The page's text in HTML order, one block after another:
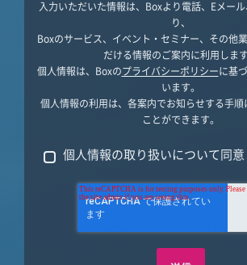
入力いただいた情報は、Boxより電話、Eメー
り、
Boxのサービス、イベント・セミナー、その他
だける情報のご案内に利用します
個人情報は、Boxのプライバシーポリシーに基
います。
個人情報の利用は、各案内でお知らせする手順
ことができます。
個人情報の取り扱いについて同